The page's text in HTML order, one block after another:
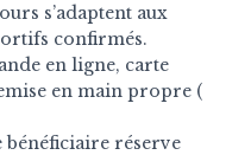
s’adaptent aux
confirmés.
en ligne, carte
en main propre (
bénéficiaire réserve